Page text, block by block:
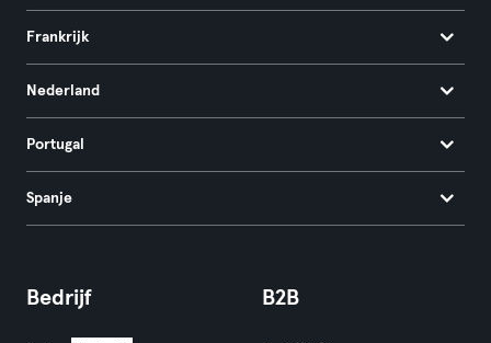
Frankrijk
Nederland
Portugal
Spanje
Bedrijf B2B